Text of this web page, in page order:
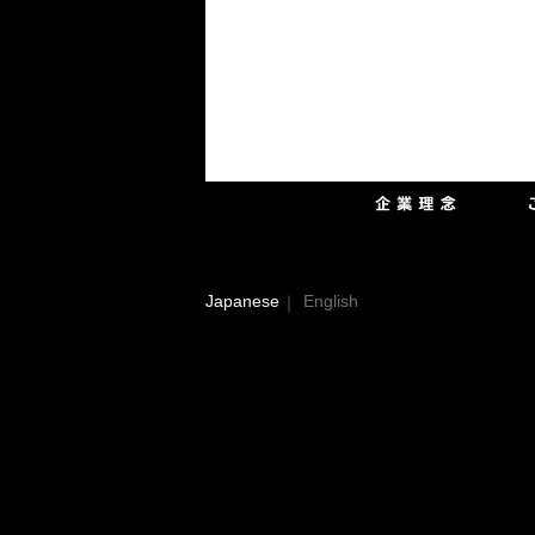
Japanese English